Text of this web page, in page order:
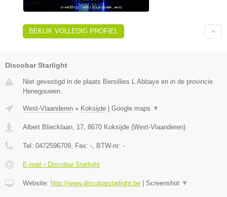
BEKIJK VOLLEDIG PROFIEL
Discobar Starlight
Niet gevestigd in de plaats Bersillies L Abbaye en in de provincie
Henegouwen.
West-Vlaanderen » Koksijde Google maps ▼
Albert Bliecklaan, 17, 8670 Koksijde (West-Vlaanderen)
Tel: 0472596709, Fax: -, BTW-nr: -
E-mail › Discobar Starlight
Website: http://www.discobarstarlight.be Screenshot ▼